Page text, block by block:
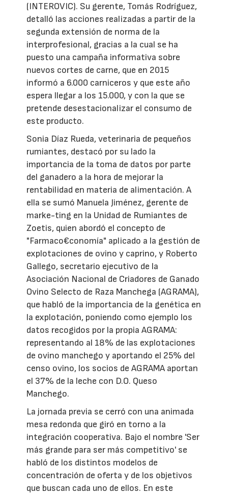
(INTEROVIC). Su gerente, Tomás Rodríguez,
detalló las acciones realizadas a partir de la
segunda extensión de norma de la
interprofesional, gracias a la cual se ha
puesto una campaña informativa sobre
nuevos cortes de carne, que en 2015
informó a 6.000 carniceros y que este año
espera llegar a los 15.000, y con la que se
pretende desestacionalizar el consumo de
este producto.
Sonia Díaz Rueda, veterinaria de pequeños
rumiantes, destacó por su lado la
importancia de la toma de datos por parte
del ganadero a la hora de mejorar la
rentabilidad en materia de alimentación. A
ella se sumó Manuela Jiménez, gerente de
marke-ting en la Unidad de Rumiantes de
Zoetis, quien abordó el concepto de
"Farmaco€conomía" aplicado a la gestión de
explotaciones de ovino y caprino, y Roberto
Gallego, secretario ejecutivo de la
Asociación Nacional de Criadores de Ganado
Ovino Selecto de Raza Manchega (AGRAMA),
que habló de la importancia de la genética en
la explotación, poniendo como ejemplo los
datos recogidos por la propia AGRAMA:
representando al 18% de las explotaciones
de ovino manchego y aportando el 25% del
censo ovino, los socios de AGRAMA aportan
el 37% de la leche con D.O. Queso
Manchego.
La jornada previa se cerró con una animada
mesa redonda que giró en torno a la
integración cooperativa. Bajo el nombre 'Ser
más grande para ser más competitivo' se
habló de los distintos modelos de
concentración de oferta y de los objetivos
que buscan cada uno de ellos. En este